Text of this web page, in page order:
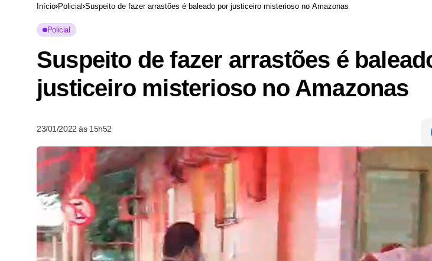
Início Policial Suspeito de fazer arrastões é baleado por justiceiro misterioso no Amazonas
Policial
Suspeito de fazer arrastões é
justiceiro misterioso no Amazonas
23/01/2022 às 15h52